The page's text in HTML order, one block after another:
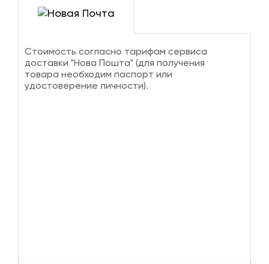
Стоимость согласно тарифам сервиса
доставки "Нова Пошта" (для получения
товара необходим паспорт или
удостоверение личности).